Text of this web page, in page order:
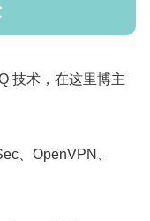
技术，在这里博主
、OpenVPN、